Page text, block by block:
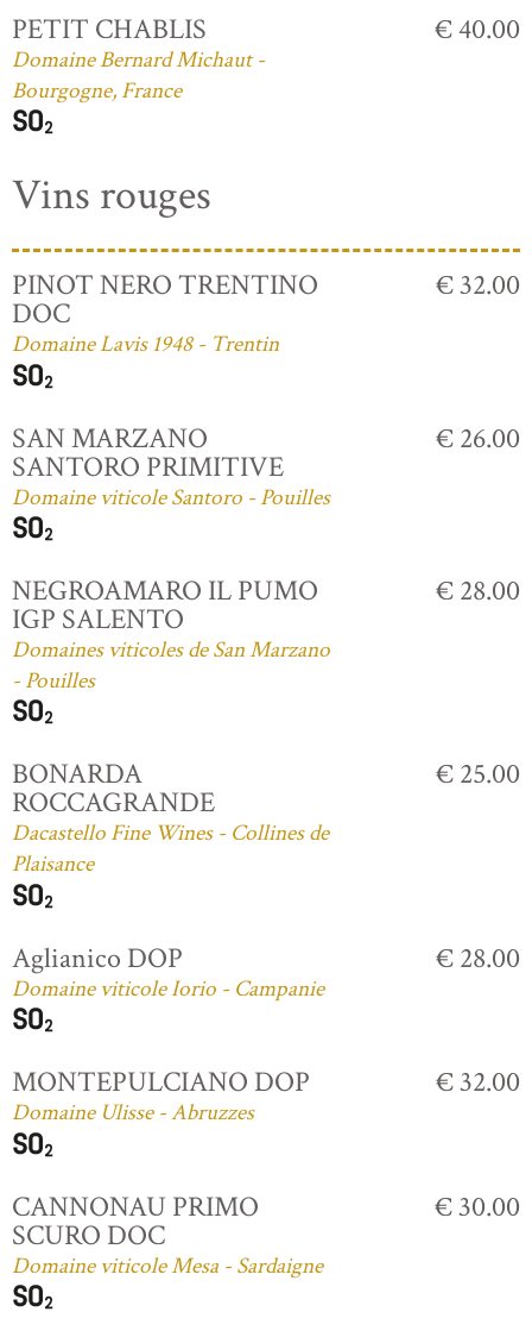
PETIT CHABLIS
Domaine Bernard Michaut -
Bourgogne, France
€ 40.00
Vins rouges
PINOT NERO TRENTINO
DOC
Domaine Lavis 1948 - Trentin
€ 32.00
SAN MARZANO
SANTORO PRIMITIVE
Domaine viticole Santoro - Pouilles
€ 26.00
NEGROAMARO IL PUMO
IGP SALENTO
Domaines viticoles de San Marzano
- Pouilles
€ 28.00
BONARDA
ROCCAGRANDE
Dacastello Fine Wines - Collines de
Plaisance
€ 25.00
Aglianico DOP
Domaine viticole Iorio - Campanie
€ 28.00
MONTEPULCIANO DOP
Domaine Ulisse - Abruzzes
€ 32.00
CANNONAU PRIMO
SCURO DOC
Domaine viticole Mesa - Sardaigne
€ 30.00